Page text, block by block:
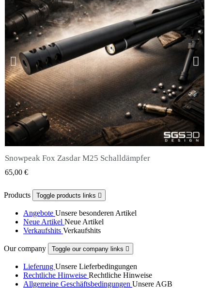
QUICK VIEW
Snowpeak Fox Zasdar M25 Schalldämpfer
65,00 €
Products Toggle products links 
Angebote Unsere besonderen Artikel
Neue Artikel Neue Artikel
Verkaufshits Verkaufshits
Our company Toggle our company links 
Lieferung Unsere Lieferbedingungen
Rechtliche Hinweise Rechtliche Hinweise
Allgemeine Geschäftsbedingungen Unsere AGB